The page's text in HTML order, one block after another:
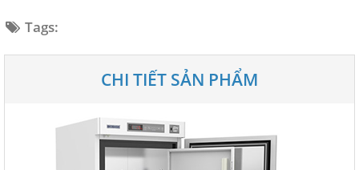
Tags:
CHI TIẾT SẢN PHẨM